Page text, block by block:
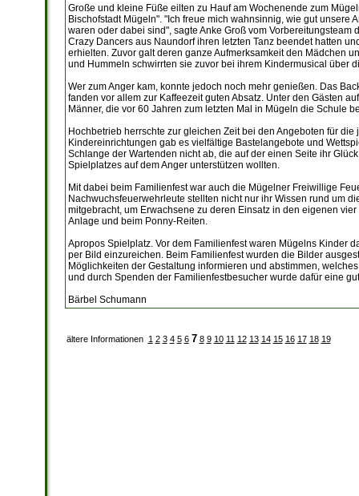
Große und kleine Füße eilten zu Hauf am Wochenende zum
Bischofstadt Mügeln". "Ich freue mich wahnsinnig, wie gut
waren oder dabei sind", sagte Anke Groß vom
Crazy Dancers aus Naundorf ihren letzten Tanz beendet hatten
erhielten. Zuvor galt deren ganze Aufmerksamkeit den Mädchen
und Hummeln schwirrten sie zuvor bei ihrem Kindermusical über
Wer zum Anger kam, konnte jedoch noch mehr genießen. Das
fanden vor allem zur Kaffeezeit guten Absatz. Unter den Gästen
Männer, die vor 60 Jahren zum letzten Mal in Mügeln die Schule
Hochbetrieb herrschte zur gleichen Zeit bei den Angeboten für
Kindereinrichtungen gab es vielfältige Bastelangebote und
Schlange der Wartenden nicht ab, die auf der einen Seite ihr
Spielplatzes auf dem Anger unterstützen wollten.
Mit dabei beim Familienfest war auch die Mügelner Freiwillige
Nachwuchsfeuerwehrleute stellten nicht nur ihr Wissen rund um
mitgebracht, um Erwachsene zu deren Einsatz in den eigenen
Anlage und beim Ponny-Reiten.
Apropos Spielplatz. Vor dem Familienfest waren Mügelns Kinder
per Bild einzureichen. Beim Familienfest wurden die Bilder
Möglichkeiten der Gestaltung informieren und abstimmen,
und durch Spenden der Familienfestbesucher wurde dafür eine
Bärbel Schumann
ältere Informationen 1 2 3 4 5 6 7 8 9 10 11 12 13 14 15 16 17 18 19